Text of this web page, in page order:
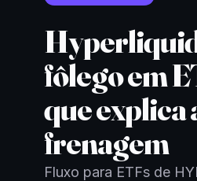
fôlego em
que explica
frenagem
Fluxo para ETFs de